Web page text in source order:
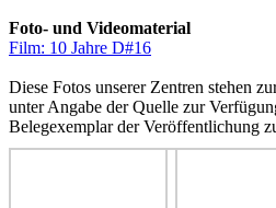
Foto- und Videomaterial
Film: 10 Jahre D#16
Diese Fotos unserer Zentren stehen
unter Angabe der Quelle zur
Belegexemplar der Veröffentlichung